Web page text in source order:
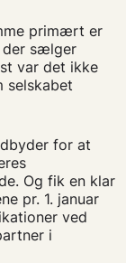
primært er
der sælger
var det ikke
selskabet
for at
Og fik en klar
pr. 1. januar
ved
i